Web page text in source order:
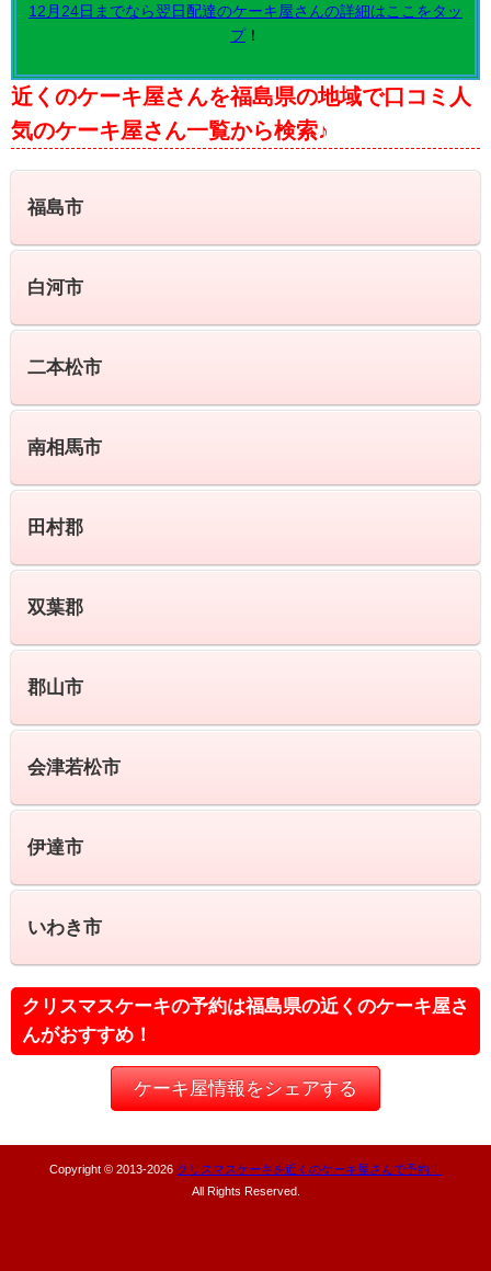
12月24日までなら翌日配達のケーキ屋さんの詳細はここをタッ
プ！
近くのケーキ屋さんを福島県の地域で口コミ人
気のケーキ屋さん一覧から検索♪
福島市
白河市
二本松市
南相馬市
田村郡
双葉郡
郡山市
会津若松市
伊達市
いわき市
クリスマスケーキの予約は福島県の近くのケーキ屋さ
んがおすすめ！
ケーキ屋情報をシェアする
Copyright © 2013-2026 クリスマスケーキを近くのケーキ屋さんで予約！
All Rights Reserved.